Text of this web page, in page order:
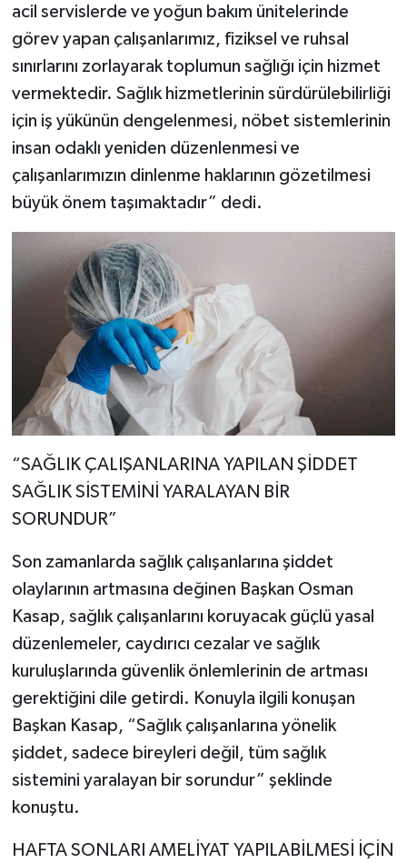
acil servislerde ve yoğun bakım ünitelerinde
görev yapan çalışanlarımız, fiziksel ve ruhsal
sınırlarını zorlayarak toplumun sağlığı için hizmet
vermektedir. Sağlık hizmetlerinin sürdürülebilirliği
için iş yükünün dengelenmesi, nöbet sistemlerinin
insan odaklı yeniden düzenlenmesi ve
çalışanlarımızın dinlenme haklarının gözetilmesi
büyük önem taşımaktadır” dedi.
“SAĞLIK ÇALIŞANLARINA YAPILAN ŞİDDET
SAĞLIK SİSTEMİNİ YARALAYAN BİR
SORUNDUR”
Son zamanlarda sağlık çalışanlarına şiddet
olaylarının artmasına değinen Başkan Osman
Kasap, sağlık çalışanlarını koruyacak güçlü yasal
düzenlemeler, caydırıcı cezalar ve sağlık
kuruluşlarında güvenlik önlemlerinin de artması
gerektiğini dile getirdi. Konuyla ilgili konuşan
Başkan Kasap, “Sağlık çalışanlarına yönelik
şiddet, sadece bireyleri değil, tüm sağlık
sistemini yaralayan bir sorundur” şeklinde
konuştu.
HAFTA SONLARI AMELİYAT YAPILABİLMESİ İÇİN